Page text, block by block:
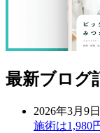
最新ブログ
2026年3月9日
施術は1,980